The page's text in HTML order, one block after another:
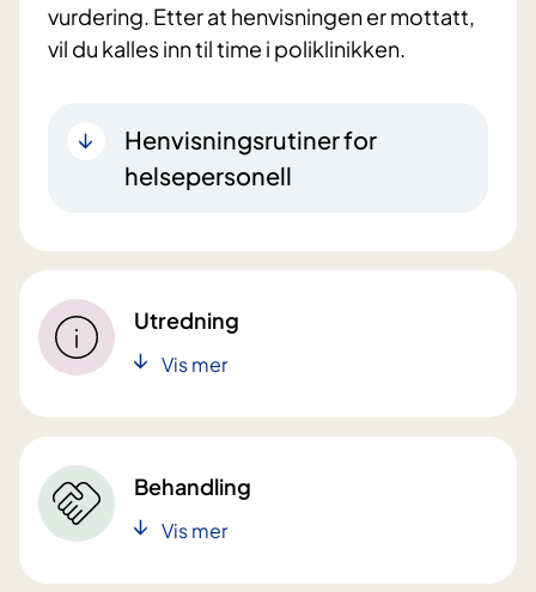
vurdering. Etter at henvisningen er mottatt,
vil du kalles inn til time i poliklinikken.
Henvisningsrutiner for
helsepersonell
Utredning
Vis mer
Behandling
Vis mer